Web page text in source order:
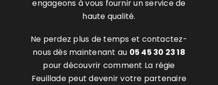
engageons à vous fournir un service de
haute qualité.
Ne perdez plus de temps et contactez-
nous dès maintenant au 05 45 30 23 18
pour découvrir comment La régie
Feuillade peut devenir votre partenaire